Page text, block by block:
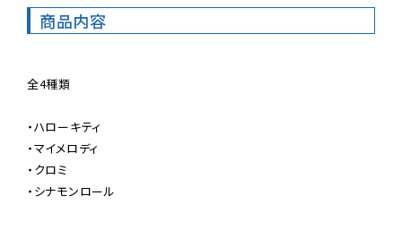
商品内容
全4種類
・ハローキティ
・マイメロディ
・クロミ
・シナモンロール